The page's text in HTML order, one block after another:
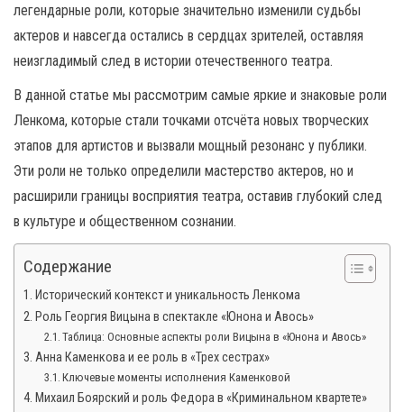
легендарные роли, которые значительно изменили судьбы
актеров и навсегда остались в сердцах зрителей, оставляя
неизгладимый след в истории отечественного театра.
В данной статье мы рассмотрим самые яркие и знаковые роли
Ленкома, которые стали точками отсчёта новых творческих
этапов для артистов и вызвали мощный резонанс у публики.
Эти роли не только определили мастерство актеров, но и
расширили границы восприятия театра, оставив глубокий след
в культуре и общественном сознании.
Содержание
Исторический контекст и уникальность Ленкома
Роль Георгия Вицына в спектакле «Юнона и Авось»
Таблица: Основные аспекты роли Вицына в «Юнона и Авось»
Анна Каменкова и ее роль в «Трех сестрах»
Ключевые моменты исполнения Каменковой
Михаил Боярский и роль Федора в «Криминальном квартете»